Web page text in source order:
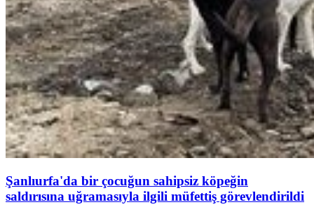
Şanlıurfa'da bir çocuğun sahipsiz köpeğin
saldırısına uğramasıyla ilgili müfettiş görevlendirildi